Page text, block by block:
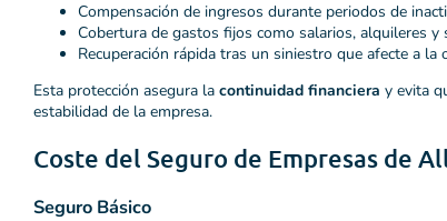
Compensación de ingresos durante periodos de
Cobertura de gastos fijos como salarios, alquileres y
Recuperación rápida tras un siniestro que afecte a la
Esta protección asegura la continuidad financiera y evita
estabilidad de la empresa.
Coste del Seguro de Empresas de
Seguro Básico